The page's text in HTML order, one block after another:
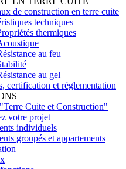
de construction en terre cuite
techniques
thermiques
au feu
au gel
certification et réglementation
Cuite et Construction"
votre projet
individuels
groupés et appartements